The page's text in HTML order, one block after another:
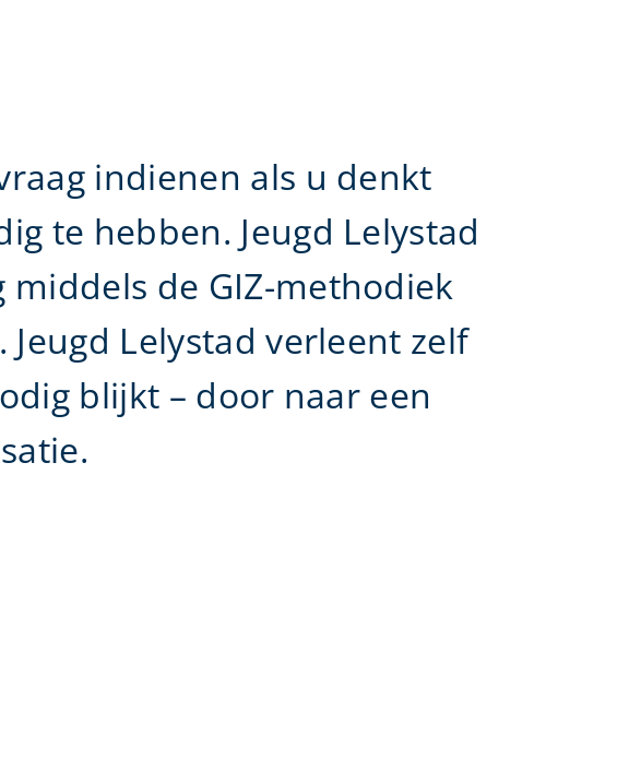
indienen als u denkt
te hebben. Jeugd Lelystad
de GIZ-methodiek
Lelystad verleent zelf
blijkt – door naar een